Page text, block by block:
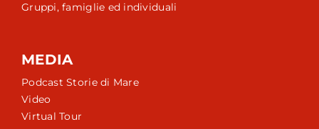
Gruppi, famiglie ed individuali
MEDIA
Podcast Storie di Mare
Video
Virtual Tour